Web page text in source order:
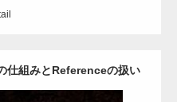
仕組みとReferenceの扱い